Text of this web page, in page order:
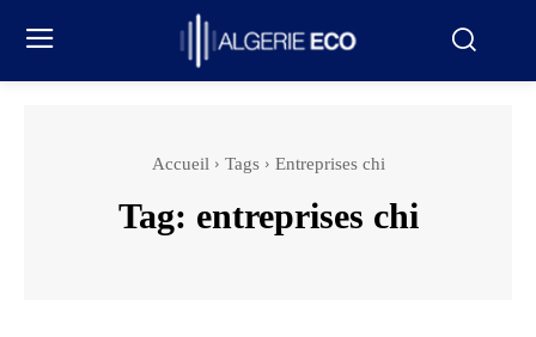
Accueil Tags Entreprises chi
Tag: entreprises chi